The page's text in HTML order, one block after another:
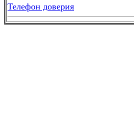
Телефон доверия